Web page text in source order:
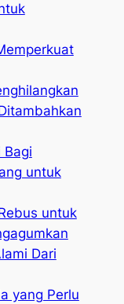
Bagi
untuk
untuk
Dari
yang Perlu